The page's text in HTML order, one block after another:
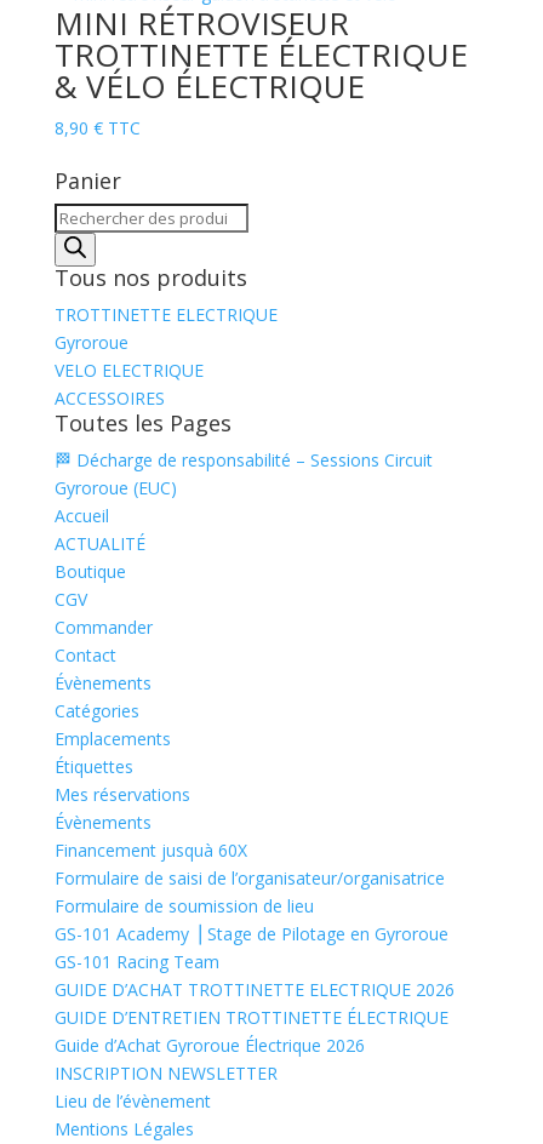
MINI RÉTROVISEUR
TROTTINETTE ÉLECTRIQUE
& VÉLO ÉLECTRIQUE
8,90 € TTC
Panier
Recherche
de
produits
Tous nos produits
TROTTINETTE ELECTRIQUE
Gyroroue
VELO ELECTRIQUE
ACCESSOIRES
Toutes les Pages
🏁 Décharge de responsabilité – Sessions Circuit
Gyroroue (EUC)
Accueil
ACTUALITÉ
Boutique
CGV
Commander
Contact
Évènements
Catégories
Emplacements
Étiquettes
Mes réservations
Évènements
Financement jusquà 60X
Formulaire de saisi de l’organisateur/organisatrice
Formulaire de soumission de lieu
GS-101 Academy ⎪Stage de Pilotage en Gyroroue
GS-101 Racing Team
GUIDE D’ACHAT TROTTINETTE ELECTRIQUE 2026
GUIDE D’ENTRETIEN TROTTINETTE ÉLECTRIQUE
Guide d’Achat Gyroroue Électrique 2026
INSCRIPTION NEWSLETTER
Lieu de l’évènement
Mentions Légales